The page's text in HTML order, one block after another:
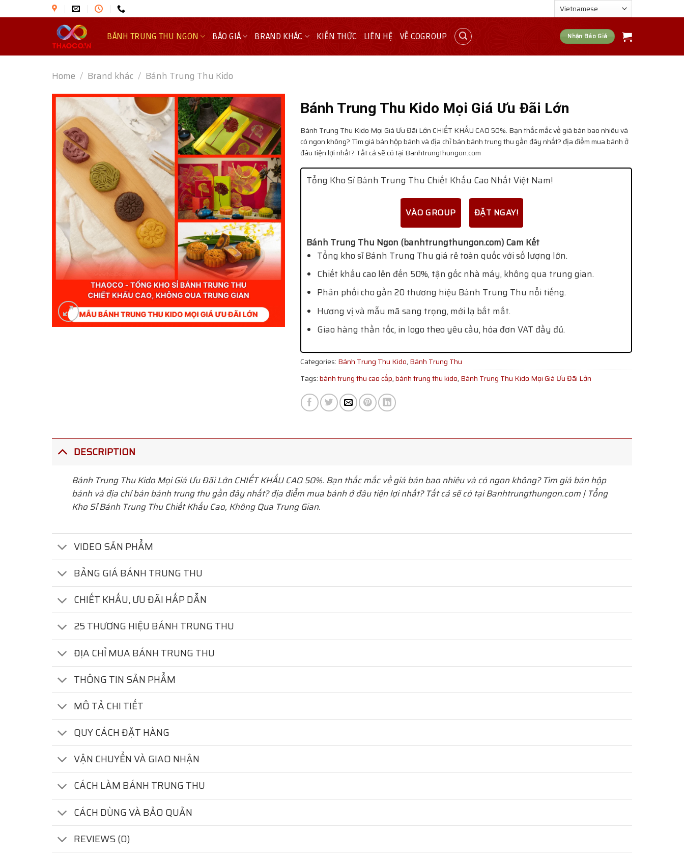
to
BÁNH TRUNG THU NGON BÁO GIÁ BRAND KHÁC KIẾN THỨC LIÊN HỆ VỀ COGROUP Nhận Báo Giá
Home / Brand khác / Bánh Trung Thu Kido
Bánh Trung Thu Kido Mọi Giá Ưu Đãi Lớn
Bánh Trung Thu Kido Mọi Giá Ưu Đãi LớnCHIẾT KHẤU CAO 50%. Bạn thắc mắc về giá bán bao nhiêu và
có ngon không? Tìm giá bán hộp bánh và địa chỉ bán bánh trung thu gần đây nhất? địa điểm mua bánh ở
đâu tiện lợi nhất? Tất cả sẽ có tại Banhtrungthungon.com
Tổng Kho Sỉ Bánh Trung Thu Chiết Khấu Cao Nhất Việt Nam!
VÀO GROUP ĐẶT NGAY!
Bánh Trung Thu Ngon (banhtrungthungon.com) Cam Kết
Tổng kho sỉ Bánh Trung Thu giá rẻ toàn quốc với số lượng lớn.
Chiết khấu cao lên đến 50%, tận gốc nhà máy, không qua trung gian.
Phân phối cho gần 20 thương hiệu Bánh Trung Thu nổi tiếng.
Hương vị và mẫu mã sang trọng, mới lạ bắt mắt.
Giao hàng thần tốc, in logo theo yêu cầu, hóa đơn VAT đầy đủ.
Categories: Bánh Trung Thu Kido, Bánh Trung Thu
Tags:bánh trung thu cao cấp,bánh trung thu kido, Bánh Trung Thu Kido Mọi Giá Ưu Đãi Lớn
DESCRIPTION
Bánh Trung Thu Kido Mọi Giá Ưu Đãi Lớn CHIẾT KHẤU CAO 50%. Bạn thắc mắc về giá bán bao nhiêu và có ngon không? Tìm giá bán hộp
bánh và địa chỉ bán bánh trung thu gần đây nhất? địa điểm mua bánh ở đâu tiện lợi nhất? Tất cả sẽ có tại Banhtrungthungon.com | Tổng
Kho Sỉ Bánh Trung Thu Chiết Khấu Cao, Không Qua Trung Gian.
VIDEO SẢN PHẨM
BẢNG GIÁ BÁNH TRUNG THU
CHIẾT KHẤU, ƯU ĐÃI HẤP DẪN
25 THƯƠNG HIỆU BÁNH TRUNG THU
ĐỊA CHỈ MUA BÁNH TRUNG THU
THÔNG TIN SẢN PHẨM
MÔ TẢ CHI TIẾT
QUY CÁCH ĐẶT HÀNG
VẬN CHUYỂN VÀ GIAO NHẬN
CÁCH LÀM BÁNH TRUNG THU
CÁCH DÙNG VÀ BẢO QUẢN
REVIEWS (0)